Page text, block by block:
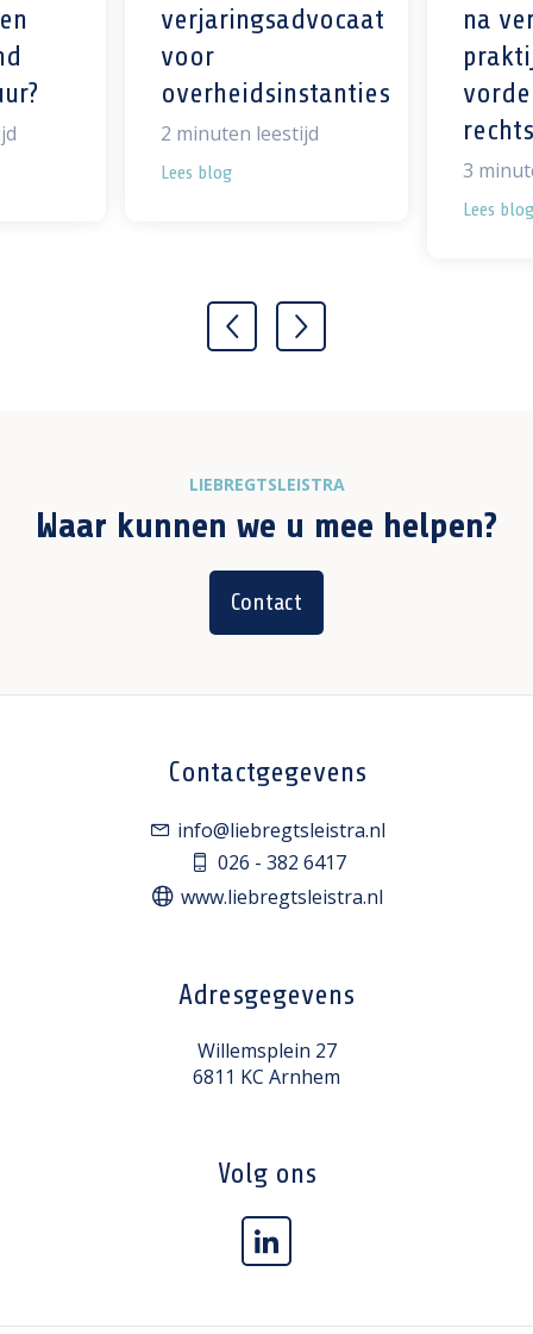
verjaringsadvocaat
voor
overheidsinstanties
2 minuten leestijd
Lees blog
na
3
Lees blog
LIEBREGTSLEISTRA
Waar kunnen we u mee helpen?
Contact
Contactgegevens
info@liebregtsleistra.nl
026 - 382 6417
www.liebregtsleistra.nl
Adresgegevens
Willemsplein 27
6811 KC Arnhem
Volg ons